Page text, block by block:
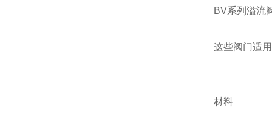
BV系列溢流
这些阀门适
材料